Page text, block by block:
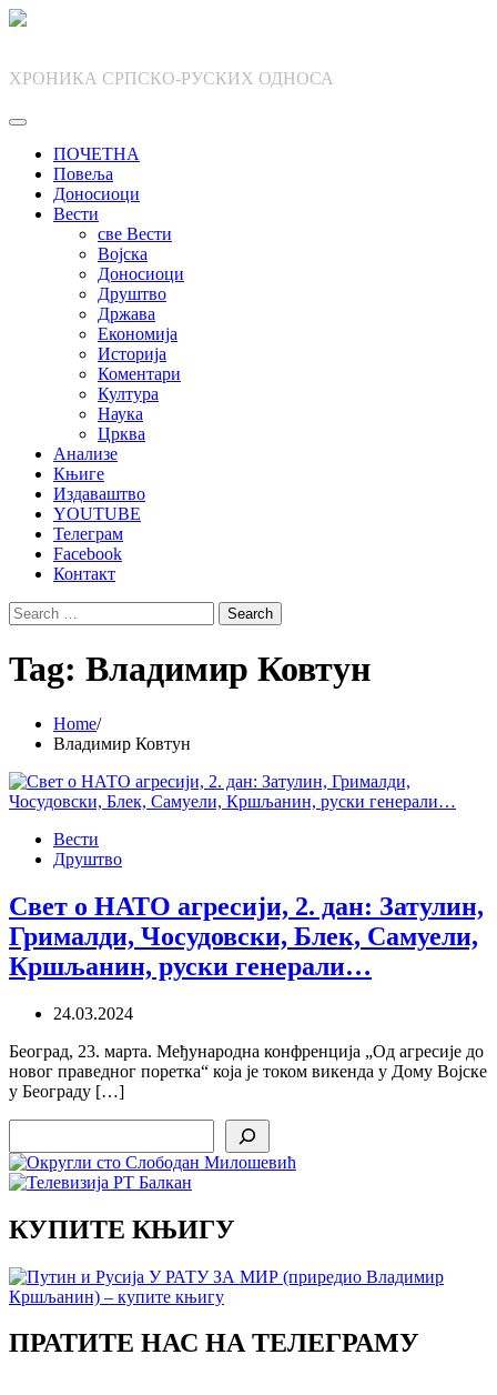
Skip
ХРОНИКА СРПСКО-РУСКИХ ОДНОСА
ПОЧЕТНА
Повеља
Доносиоци
Вести
све Вести
Војска
Доносиоци
Друштво
Држава
Економија
Историја
Коментари
Култура
Наука
Црква
Анализе
Књиге
Издаваштво
YOUTUBE
Телеграм
Facebook
Контакт
Search
for:
Tag: Владимир Ковтун
Home
Владимир Ковтун
Вести
Друштво
Свет о НАТО агресији, 2. дан: Затулин,
Грималди, Чосудовски, Блек, Самуели,
Кршљанин, руски генерали…
24.03.2024
Београд, 23. марта. Међународна конфренција „Од агресије до
новог праведног поретка“ која је током викенда у Дому Војске
у Београду […]
КУПИТЕ КЊИГУ
ПРАТИТЕ НАС НА ТЕЛЕГРАМУ